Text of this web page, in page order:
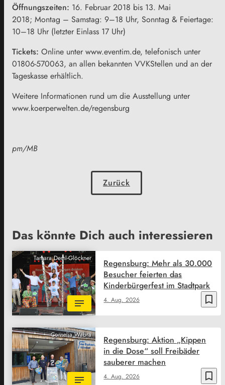
Öffnungszeiten: 16. Februar 2018 bis 13. Mai
2018; Montag – Samstag: 9–18 Uhr, Sonntag & Feiertage:
10–18 Uhr (letzter Einlass 17 Uhr)
Tickets: Online unter www.eventim.de, telefonisch unter
01806-570063, an allen bekannten VVKStellen und an der
Tageskasse erhältlich.
Weitere Informationen rund um die Ausstellung unter
www.koerperwelten.de/regensburg
pm/MB
Zurück
Das könnte Dich auch interessieren
Tamara Deml-Glöckner
bookmark_border
4. Aug. 2026
Regensburg: Mehr als 30.000
Besucher feierten das
Kinderbürgerfest im Stadtpark
Cornelia Wabra
bookmark_border
4. Aug. 2026
Regensburg: Aktion „Kippen
in die Dose“ soll Freibäder
sauberer machen